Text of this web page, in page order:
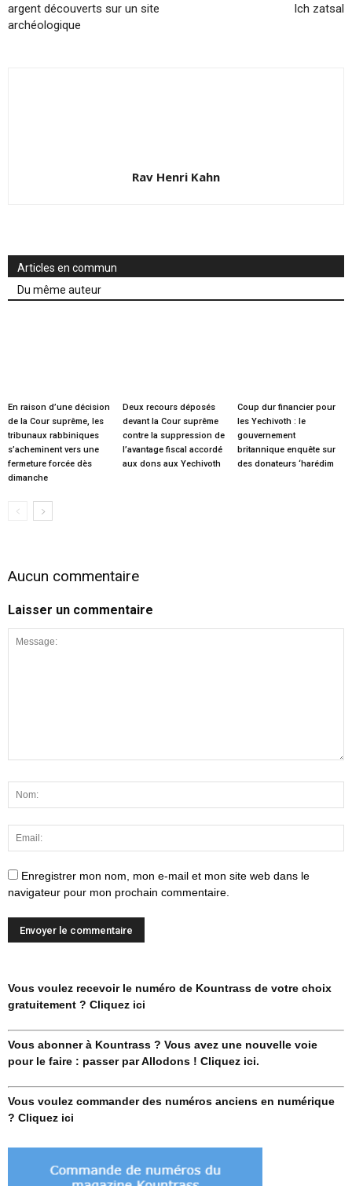
argent découverts sur un site
archéologique
Ich zatsal
Rav Henri Kahn
Articles en commun
Du même auteur
En raison d’une décision
de la Cour suprême, les
tribunaux rabbiniques
s’acheminent vers une
fermeture forcée dès
dimanche
Deux recours déposés
devant la Cour suprême
contre la suppression de
l’avantage fiscal accordé
aux dons aux Yechivoth
Coup dur financier pour
les Yechivoth : le
gouvernement
britannique enquête sur
des donateurs ‘harédim
Aucun commentaire
Laisser un commentaire
Enregistrer mon nom, mon e-mail et mon site web dans le
navigateur pour mon prochain commentaire.
Vous voulez recevoir le numéro de Kountrass de votre choix
gratuitement ? Cliquez ici
Vous abonner à Kountrass ? Vous avez une nouvelle voie
pour le faire : passer par Allodons ! Cliquez ici.
Vous voulez commander des numéros anciens en numérique
? Cliquez ici